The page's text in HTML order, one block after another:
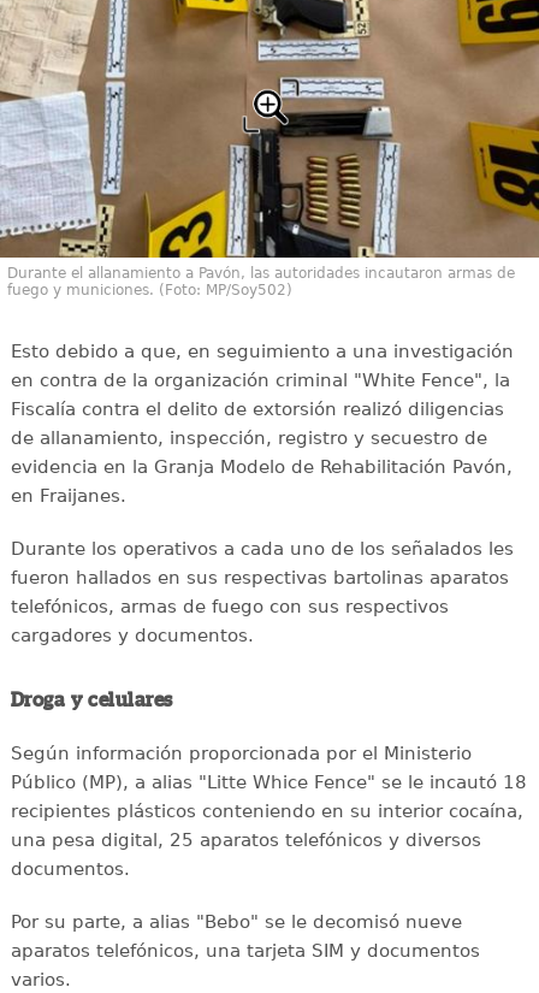
Durante el allanamiento a Pavón, las autoridades incautaron armas de
fuego y municiones. (Foto: MP/Soy502)
Esto debido a que, en seguimiento a una investigación
en contra de la organización criminal "White Fence", la
Fiscalía contra el delito de extorsión realizó diligencias
de allanamiento, inspección, registro y secuestro de
evidencia en la Granja Modelo de Rehabilitación Pavón,
en Fraijanes.
Durante los operativos a cada uno de los señalados les
fueron hallados en sus respectivas bartolinas aparatos
telefónicos, armas de fuego con sus respectivos
cargadores y documentos.
Droga y celulares
Según información proporcionada por el Ministerio
Público (MP), a alias "Litte Whice Fence" se le incautó 18
recipientes plásticos conteniendo en su interior cocaína,
una pesa digital, 25 aparatos telefónicos y diversos
documentos.
Por su parte, a alias "Bebo" se le decomisó nueve
aparatos telefónicos, una tarjeta SIM y documentos
varios.